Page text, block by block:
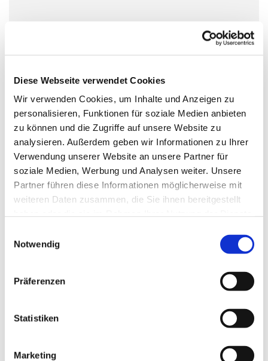
Diese Webseite verwendet Cookies
Wir verwenden Cookies, um Inhalte und Anzeigen zu
personalisieren, Funktionen für soziale Medien anbieten
zu können und die Zugriffe auf unsere Website zu
analysieren. Außerdem geben wir Informationen zu Ihrer
Verwendung unserer Website an unsere Partner für
soziale Medien, Werbung und Analysen weiter. Unsere
Partner führen diese Informationen möglicherweise mit
weiteren Daten zusammen, die Sie ihnen bereitgestellt
Notwendig
Präferenzen
Statistiken
Marketing